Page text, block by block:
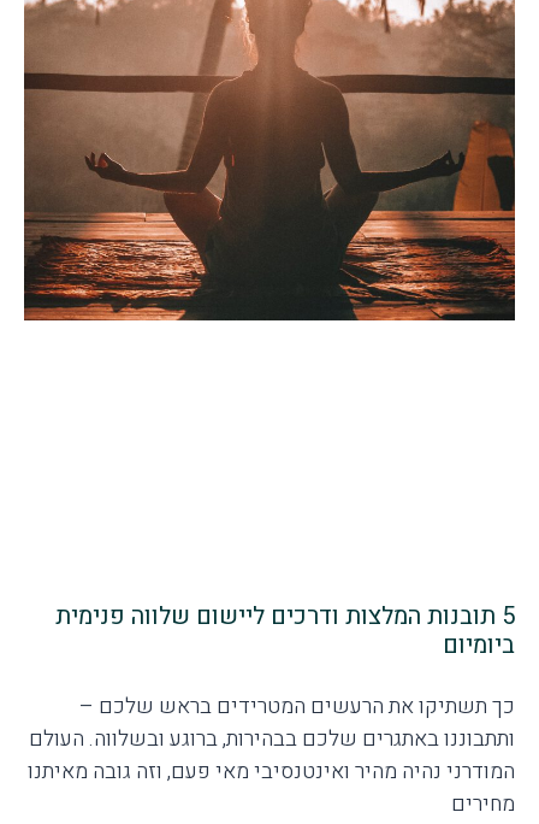
5 תובנות המלצות ודרכים ליישום שלווה פנימית
ביומיום
כך תשתיקו את הרעשים המטרידים בראש שלכם –
ותתבוננו באתגרים שלכם בבהירות, ברוגע ובשלווה. העולם
המודרני נהיה מהיר ואינטנסיבי מאי פעם, וזה גובה מאיתנו
מחירים